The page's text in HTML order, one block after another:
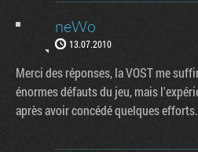
neWo
13.07.2010
Merci des réponses, la VOST me
énormes défauts du jeu, mais
après avoir concédé quelques efforts.